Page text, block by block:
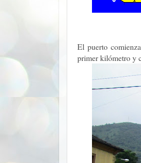
El puerto
primer kilómetro y